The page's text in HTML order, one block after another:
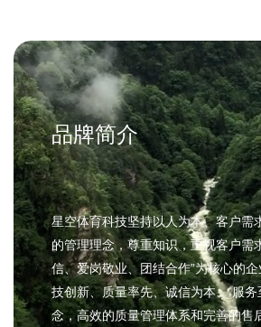
准》、GB 20951—2020《油品运输
大气污染物排放标准》中相关规定要
求，采用红外摄像方式对加油站内卸
油口、油气回收口、集液罐口、加油
机油气回收管和阀门处、
品牌简介
星空体育科技坚持以人为本、客户需
的管理理念，尊重知识，重视客户需
信、爱岗敬业、团结合作”为核心的
技创新、质量率先、诚信为本、 服务
念，高效的质量管理体系和完善的售